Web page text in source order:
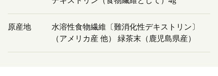
原産地
水溶性食物繊維〔難消化性デキストリン〕
（アメリカ産 他） 緑茶末（鹿児島県産）